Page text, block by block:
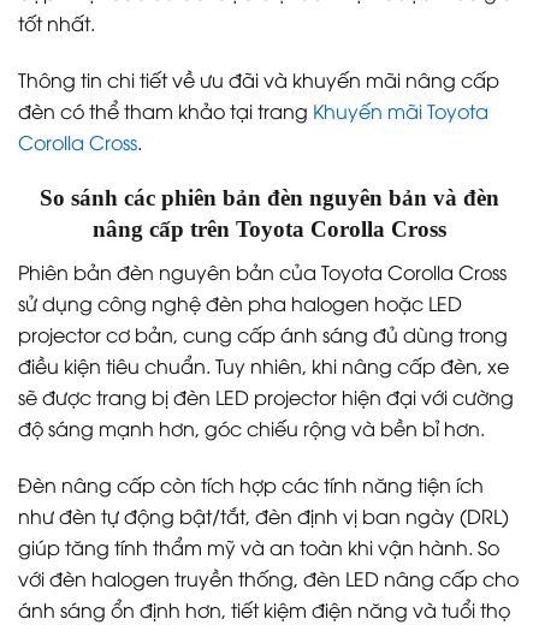
tốt nhất.
Thông tin chi tiết về ưu đãi và khuyến mãi nâng cấp
đèn có thể tham khảo tại trang Khuyến mãi Toyota
Corolla Cross.
So sánh các phiên bản đèn nguyên bản và đèn
nâng cấp trên Toyota Corolla Cross
Phiên bản đèn nguyên bản của Toyota Corolla Cross
sử dụng công nghệ đèn pha halogen hoặc LED
projector cơ bản, cung cấp ánh sáng đủ dùng trong
điều kiện tiêu chuẩn. Tuy nhiên, khi nâng cấp đèn, xe
sẽ được trang bị đèn LED projector hiện đại với cường
độ sáng mạnh hơn, góc chiếu rộng và bền bỉ hơn.
Đèn nâng cấp còn tích hợp các tính năng tiện ích
như đèn tự động bật/tắt, đèn định vị ban ngày (DRL)
giúp tăng tính thẩm mỹ và an toàn khi vận hành. So
với đèn halogen truyền thống, đèn LED nâng cấp cho
ánh sáng ổn định hơn, tiết kiệm điện năng và tuổi thọ